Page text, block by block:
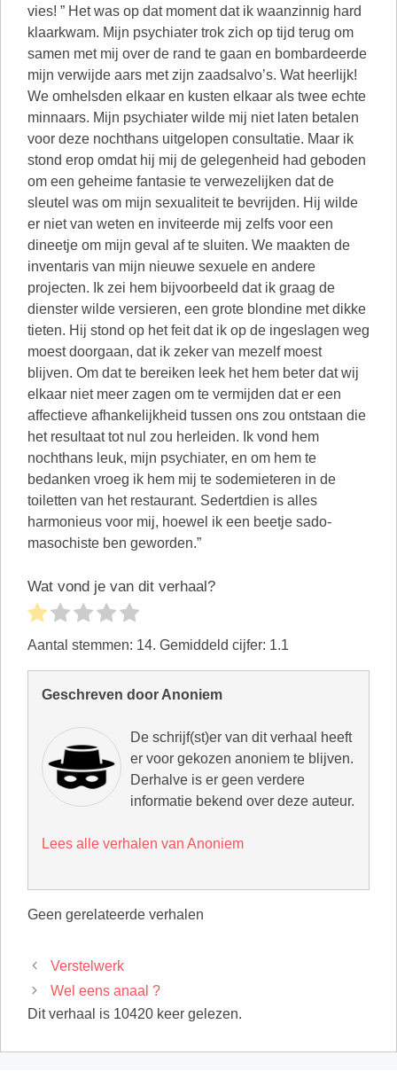
vies! ” Het was op dat moment dat ik waanzinnig hard
klaarkwam. Mijn psychiater trok zich op tijd terug om
samen met mij over de rand te gaan en bombardeerde
mijn verwijde aars met zijn zaadsalvo’s. Wat heerlijk!
We omhelsden elkaar en kusten elkaar als twee echte
minnaars. Mijn psychiater wilde mij niet laten betalen
voor deze nochthans uitgelopen consultatie. Maar ik
stond erop omdat hij mij de gelegenheid had geboden
om een geheime fantasie te verwezelijken dat de
sleutel was om mijn sexualiteit te bevrijden. Hij wilde
er niet van weten en inviteerde mij zelfs voor een
dineetje om mijn geval af te sluiten. We maakten de
inventaris van mijn nieuwe sexuele en andere
projecten. Ik zei hem bijvoorbeeld dat ik graag de
dienster wilde versieren, een grote blondine met dikke
tieten. Hij stond op het feit dat ik op de ingeslagen weg
moest doorgaan, dat ik zeker van mezelf moest
blijven. Om dat te bereiken leek het hem beter dat wij
elkaar niet meer zagen om te vermijden dat er een
affectieve afhankelijkheid tussen ons zou ontstaan die
het resultaat tot nul zou herleiden. Ik vond hem
nochthans leuk, mijn psychiater, en om hem te
bedanken vroeg ik hem mij te sodemieteren in de
toiletten van het restaurant. Sedertdien is alles
harmonieus voor mij, hoewel ik een beetje sado-
masochiste ben geworden.”
Wat vond je van dit verhaal?
Aantal stemmen: 14. Gemiddeld cijfer: 1.1
Geschreven door Anoniem
De schrijf(st)er van dit verhaal heeft
er voor gekozen anoniem te blijven.
Derhalve is er geen verdere
informatie bekend over deze auteur.
Lees alle verhalen van Anoniem
Geen gerelateerde verhalen
Verstelwerk
Wel eens anaal ?
Dit verhaal is 10420 keer gelezen.